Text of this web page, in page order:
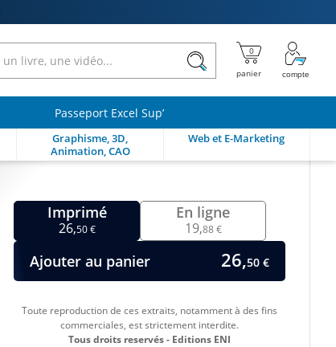
Passeport Excel Sup’
Graphisme, 3D,
Animation, CAO
Web et E-Marketing
Imprimé
26,50 €
En ligne
19,88 €
Ajouter au panier 26,50 €
Toute reproduction de ces extraits, notamment à des fins
commerciales, est strictement interdite.
Tous droits reservés - Editions ENI